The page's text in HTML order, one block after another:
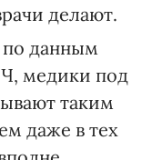
делают.
по данным
медики под
таким
даже в тех